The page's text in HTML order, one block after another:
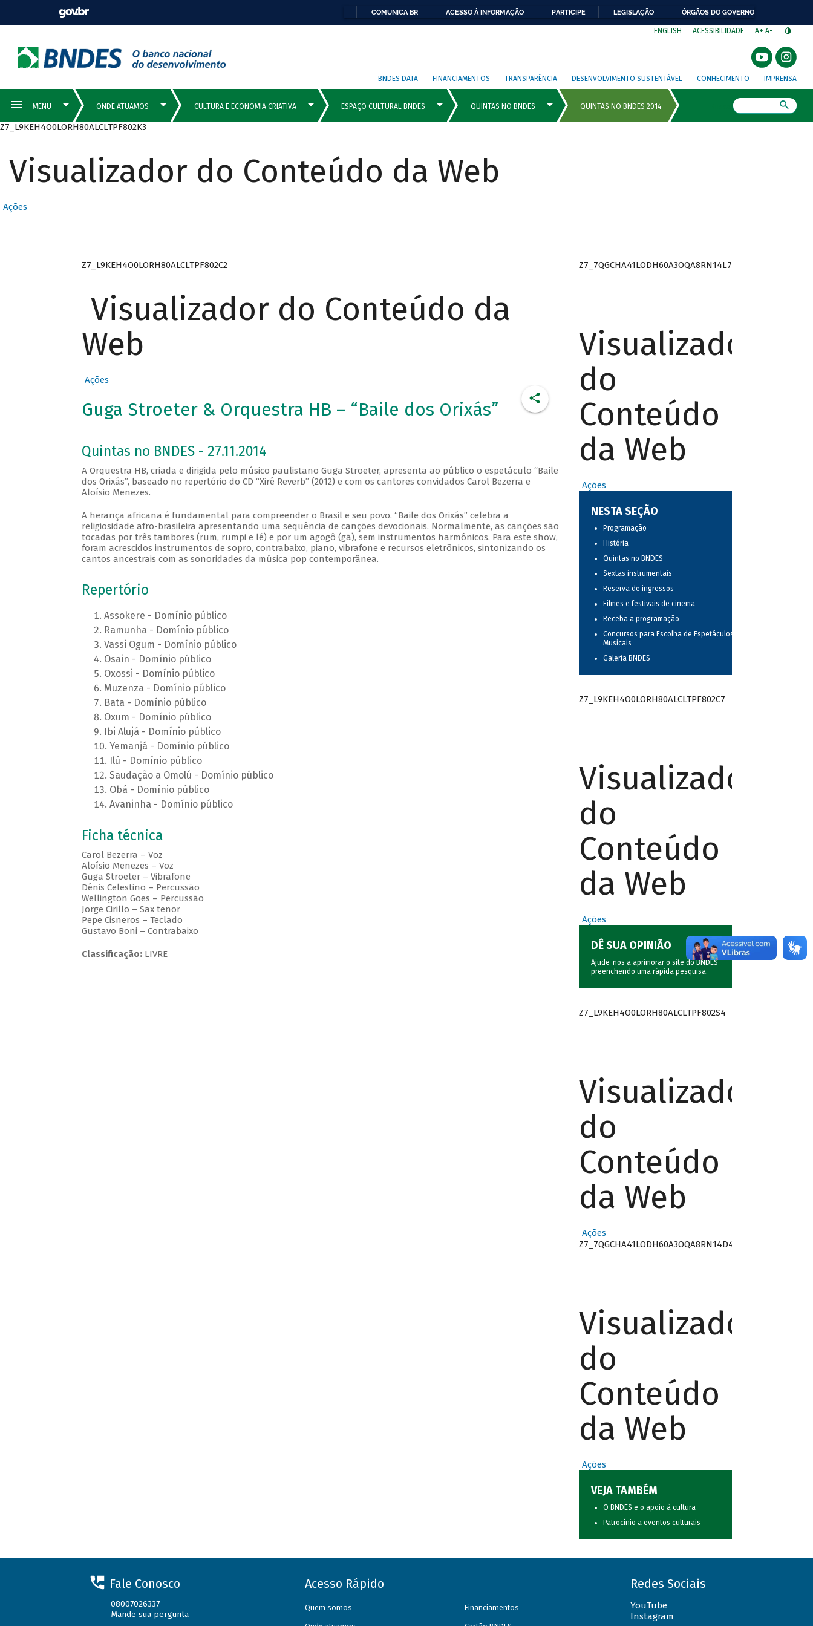
COMUNICA BR ACESSO À INFORMAÇÃO PARTICIPE LEGISLAÇÃO ÓRGÃOS DO GOVERNO
ENGLISH ACESSIBILIDADE A+ A-
BNDES DATA FINANCIAMENTOS TRANSPARÊNCIA DESENVOLVIMENTO SUSTENTÁVEL CONHECIMENTO IMPRENSA
Z7_L9KEH4O0LORH80ALCLTPF802K3
Visualizador do Conteúdo da Web
Ações
Z7_L9KEH4O0LORH80ALCLTPF802C2
Visualizador do Conteúdo da
Web
Ações
Guga Stroeter & Orquestra HB – “Baile dos Orixás”
Quintas no BNDES - 27.11.2014
A Orquestra HB, criada e dirigida pelo músico paulistano Guga Stroeter, apresenta ao público o espetáculo “Baile
dos Orixás”, baseado no repertório do CD “Xirê Reverb” (2012) e com os cantores convidados Carol Bezerra e
Aloísio Menezes.
A herança africana é fundamental para compreender o Brasil e seu povo. “Baile dos Orixás” celebra a
religiosidade afro-brasileira apresentando uma sequência de canções devocionais. Normalmente, as canções são
tocadas por três tambores (rum, rumpi e lé) e por um agogô (gã), sem instrumentos harmônicos. Para este show,
foram acrescidos instrumentos de sopro, contrabaixo, piano, vibrafone e recursos eletrônicos, sintonizando os
cantos ancestrais com as sonoridades da música pop contemporânea.
Repertório
Assokere - Domínio público
Ramunha - Domínio público
Vassi Ogum - Domínio público
Osain - Domínio público
Oxossi - Domínio público
Muzenza - Domínio público
Bata - Domínio público
Oxum - Domínio público
Ibi Alujá - Domínio público
Yemanjá - Domínio público
Ilú - Domínio público
Saudação a Omolú - Domínio público
Obá - Domínio público
Avaninha - Domínio público
Ficha técnica
Carol Bezerra – Voz
Aloísio Menezes – Voz
Guga Stroeter – Vibrafone
Dênis Celestino – Percussão
Wellington Goes – Percussão
Jorge Cirillo – Sax tenor
Pepe Cisneros – Teclado
Gustavo Boni – Contrabaixo
Classificação:LIVRE
Z7_7QGCHA41LODH60A3OQA8RN14L7
Visualizador
do
Conteúdo
da Web
Ações
NESTA SEÇÃO
Programação
História
Quintas no BNDES
Sextas instrumentais
Reserva de ingressos
Filmes e festivais de cinema
Receba a programação
Concursos para Escolha de Espetáculos
Musicais
Galeria BNDES
Z7_L9KEH4O0LORH80ALCLTPF802C7
Visualizador
do
Conteúdo
da Web
Ações
DÊ SUA OPINIÃO
Ajude-nos a aprimorar o site do BNDES
preenchendo uma rápida pesquisa.
Z7_L9KEH4O0LORH80ALCLTPF802S4
Visualizador
do
Conteúdo
da Web
Ações
Z7_7QGCHA41LODH60A3OQA8RN14D4
Visualizador
do
Conteúdo
da Web
Ações
VEJA TAMBÉM
O BNDES e o apoio à cultura
Patrocínio a eventos culturais
Fale Conosco
08007026337
Mande sua pergunta
Acesso Rápido
Quem somos Financiamentos
Redes Sociais
YouTube
Instagram